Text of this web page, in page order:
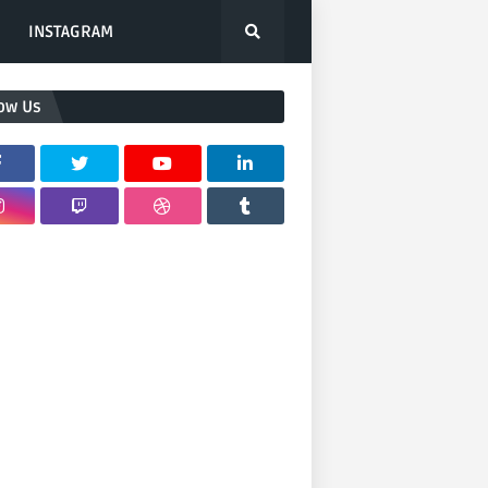
INSTAGRAM
Us